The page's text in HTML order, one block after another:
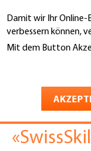
Damit wir Ihr Online-
verbessern können,
Mit dem Button
zum
Inhalt
Beitrag